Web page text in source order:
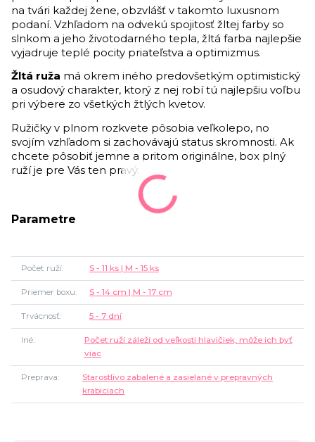
na tvári každej žene, obzvlášť v takomto luxusnom
podaní. Vzhľadom na odvekú spojitosť žltej farby so
slnkom a jeho životodarného tepla, žltá farba najlepšie
vyjadruje teplé pocity priateľstva a optimizmus.
Žltá ruža má okrem iného predovšetkým optimistický
a osudový charakter, ktorý z nej robí tú najlepšiu voľbu
pri výbere zo všetkých žtlých kvetov.
Ružičky v plnom rozkvete pôsobia veľkolepo, no
svojím vzhľadom si zachovávajú status skromnosti. Ak
chcete pôsobiť jemne a pritom originálne, box plný
ruží je pre Vás ten pravý.
Parametre
Počet ruží S - 11 ks | M - 15 ks
Priemer boxu S - 14 cm | M - 17 cm
Trvácnosť 5 - 7 dní
Iné
Počet ruží záleží od veľkosti hlavičiek, môže ich byť
viac
Preprava
Starostlivo zabalené a zasielané v prepravných
krabiciach